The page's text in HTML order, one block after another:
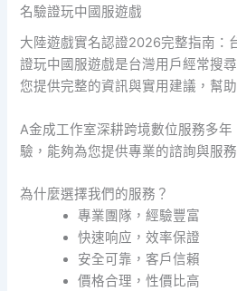
名驗證玩中國服遊戲
大陸遊戲實名認證2026完整指南：
證玩中國服遊戲是台灣用戶經常搜
您提供完整的資訊與實用建議，幫
A金成工作室深耕跨境數位服務多
驗，能夠為您提供專業的諮詢與服務
為什麼選擇我們的服務？
專業團隊，經驗豐富
快速响应，效率保證
安全可靠，客戶信賴
價格合理，性價比高